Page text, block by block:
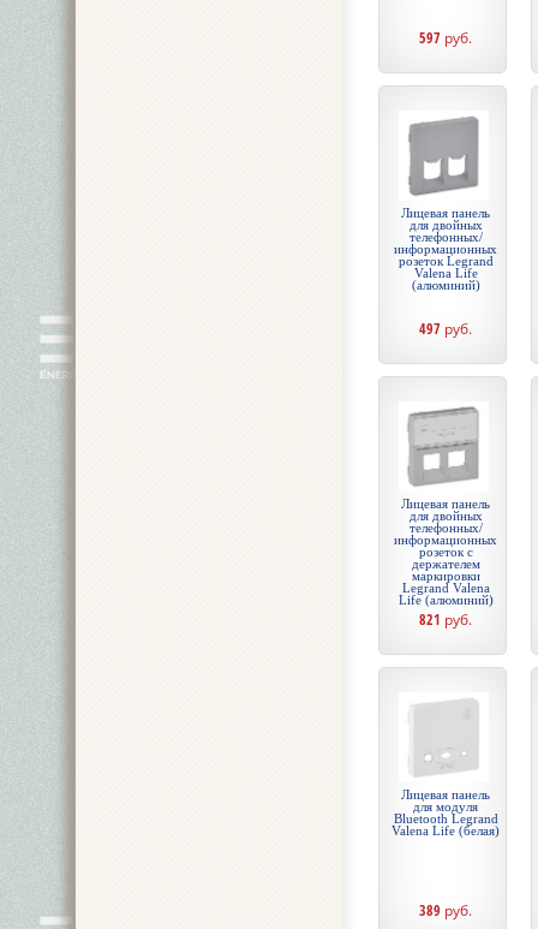
597 руб.
Лицевая панель
для двойных
телефонных/
информационных
розеток Legrand
Valena Life
(алюминий)
497 руб.
Лицевая панель
для двойных
телефонных/
информационных
розеток с
держателем
маркировки
Legrand Valena
Life (алюминий)
821 руб.
Лицевая панель
для модуля
Bluetooth Legrand
Valena Life (белая)
389 руб.